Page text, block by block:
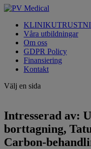
Våra utbildningar
Om oss
GDPR Policy
Finansiering
Kontakt
Välj en sida
Intresserad av:
borttagning,
Carbon-